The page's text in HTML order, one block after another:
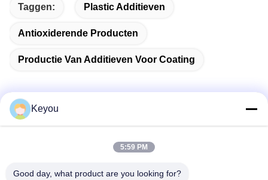
Taggen: Plastic Additieven
Antioxiderende Producten
Productie Van Additieven Voor Coating
Keyou
5:59 PM
Good day, what product are you looking for?